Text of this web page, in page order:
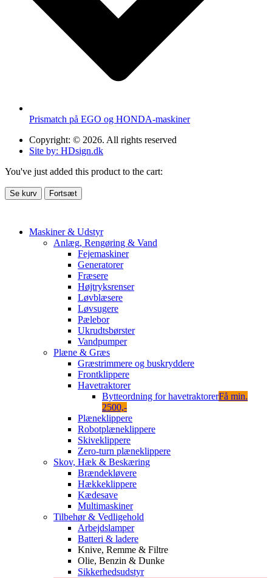
Prismatch på EGO og HONDA-maskiner
Copyright: © 2026. All rights reserved
Site by: HDsign.dk
You've just added this product to the cart:
Se kurv Fortsæt
Maskiner & Udstyr
Anlæg, Rengøring & Vand
Fejemaskiner
Generatorer
Fræsere
Højtryksrenser
Løvblæsere
Løvsugere
Pælebor
Ukrudtsbørster
Vandpumper
Plæne & Græs
Græstrimmere og buskryddere
Frontklippere
Havetraktorer
Bytteordning for havetraktorerFå min.
2500,-
Plæneklippere
Robotplæneklippere
Skiveklippere
Zero-turn plæneklippere
Skov, Hæk & Beskæring
Brændekløvere
Hækkeklippere
Kædesave
Multimaskiner
Tilbehør & Vedligehold
Arbejdslamper
Batteri & ladere
Knive, Remme & Filtre
Olie, Benzin & Dunke
Sikkerhedsudstyr